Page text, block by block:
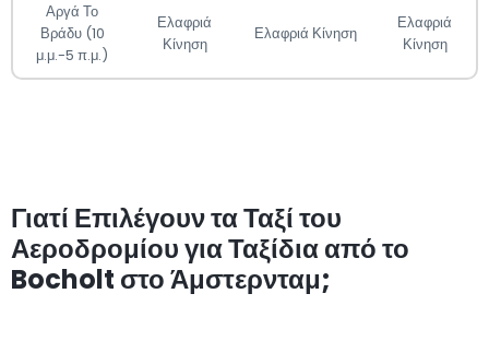
Αργά Το
Βράδυ (10
μ.μ.-5 π.μ.)
Ελαφριά
Κίνηση
Ελαφριά Κίνηση
Ελαφριά
Κίνηση
Γιατί Επιλέγουν τα Ταξί του
Αεροδρομίου για Ταξίδια από το
Bocholt στο Άμστερνταμ;